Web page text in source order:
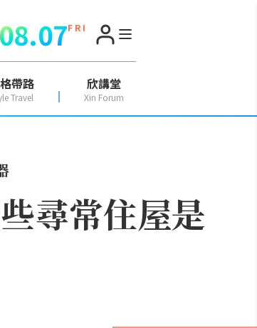
08.07F R I
帶路
Travel
欣講堂
Xin Forum
尋常住屋是